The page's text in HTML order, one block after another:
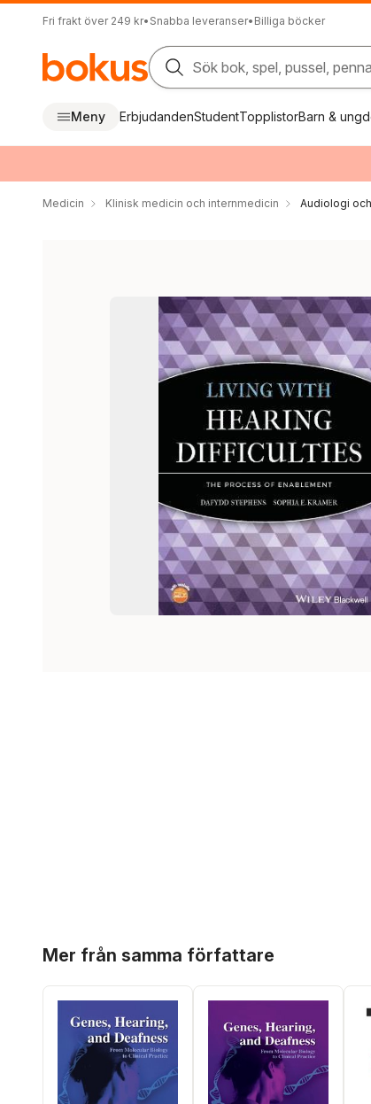
Fri frakt över 249 kr• Snabba leveranser• Billiga böcker
Sök bok, spel, pussel,
Meny ErbjudandenStudentTopplistorBarn &
Medicin Klinisk medicin och internmedicin Audiologi
Mer från samma författare